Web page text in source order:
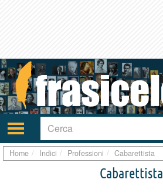
Attiva/disattiva
navigazione
Home Indici Professioni Cabarettista
Cabarettista